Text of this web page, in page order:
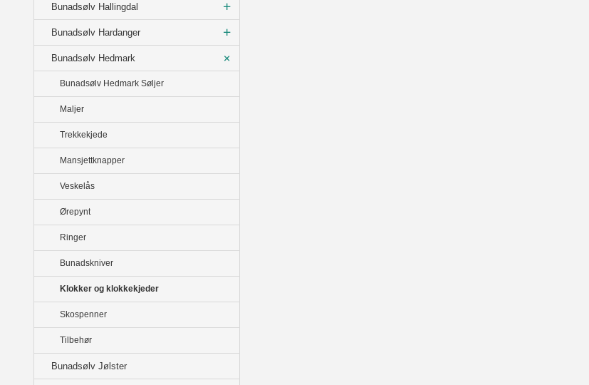
Bunadsølv Hallingdal
Bunadsølv Hardanger
Bunadsølv Hedmark
Bunadsølv Hedmark Søljer
Maljer
Trekkekjede
Mansjettknapper
Veskelås
Ørepynt
Ringer
Bunadskniver
Klokker og klokkekjeder
Skospenner
Tilbehør
Bunadsølv Jølster